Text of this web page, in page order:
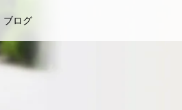
ブログ